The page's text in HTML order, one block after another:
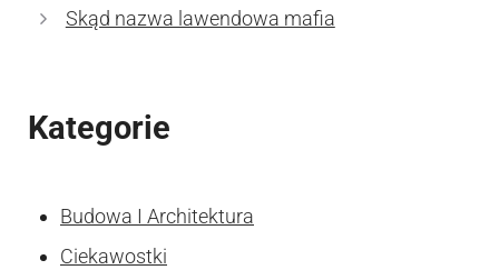
Skąd nazwa lawendowa mafia
Kategorie
Budowa I Architektura
Ciekawostki